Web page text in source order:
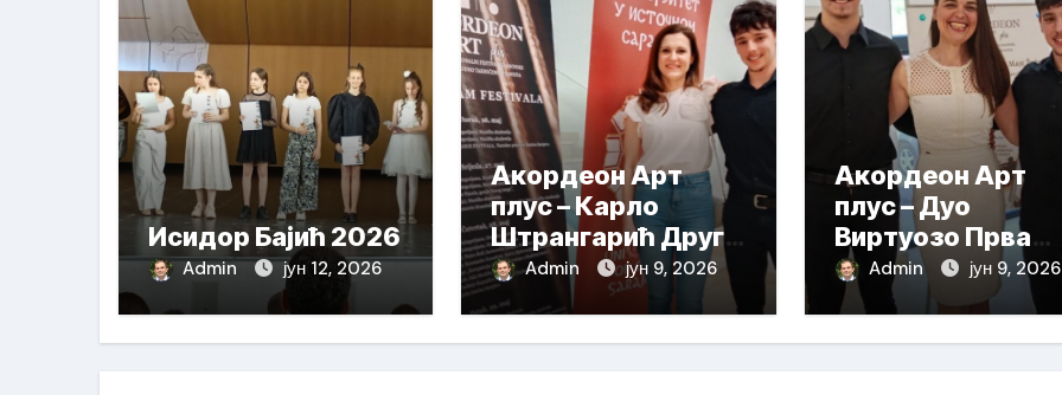
Исидор Бајић 2026
Admin јун 12, 2026
Акордеон Арт
плус – Карло
Штрангарић Друга
Награда
Admin јун 9, 2026
Акордеон Арт
плус – Дуо
Виртуозо Прва
награда
Admin јун 9, 2026